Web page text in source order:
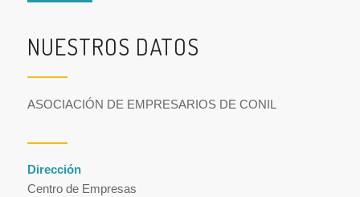
NUESTROS DATOS
ASOCIACIÓN DE EMPRESARIOS DE CONIL
Dirección
Centro de Empresas